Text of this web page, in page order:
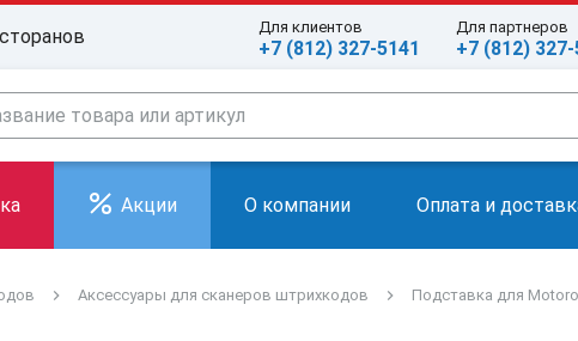
Для клиентов
+7 (812) 327-5141
Для партнеров
+7 (812)
Акции О компании Оплата и
Аксессуары для сканеров штрихкодов Подставка для